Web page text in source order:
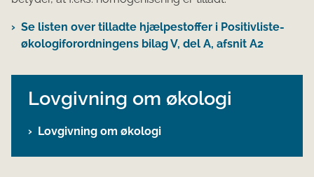
Se listen over tilladte hjælpestoffer i Positivliste-
økologiforordningens bilag V, del A, afsnit A2​​
Lovgivning om økologi
Lovgivning om økologi